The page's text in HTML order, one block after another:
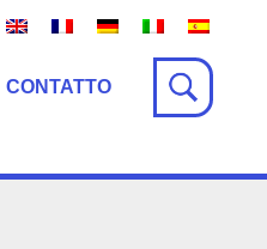
CONTATTO